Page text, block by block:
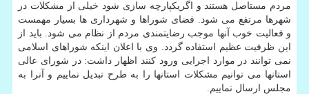
مردم مستاصل هستند و اگریکپارچه سازی شود خیلی از مشکلات در
شهرها مرتفع می شود. فضای شوراها و شهرداری ها بسیار مهمست
و فعالیت خوب آنها موجب رضایتمندی مردم از نظام می شود. باید از
این ظرفیت عظیم استفاده گردد. وی با اعلان اینکه شوراهای اسلامی
نمی توانند در موارد اجرایی ورود کنند اظهار داشت: در شورای عالی
استانها می توانیم مشکلات استانها را به طرح تبدیل نماییم و آنرا به
مجلس ارسال نماییم.